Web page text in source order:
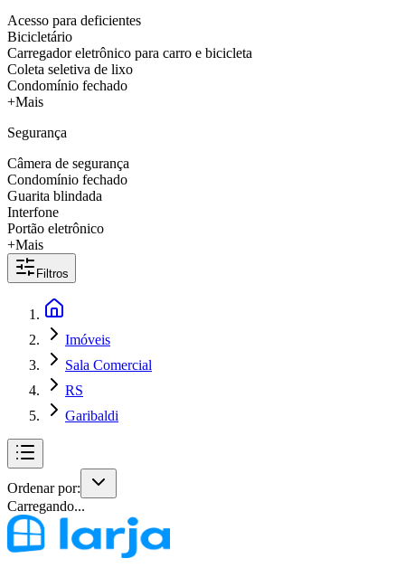
Acesso para deficientes
Bicicletário
Carregador eletrônico para carro e bicicleta
Coleta seletiva de lixo
Condomínio fechado
+Mais
Segurança
Câmera de segurança
Condomínio fechado
Guarita blindada
Interfone
Portão eletrônico
+Mais
Filtros
Imóveis
Sala Comercial
RS
Garibaldi
Ordenar por:
Carregando...